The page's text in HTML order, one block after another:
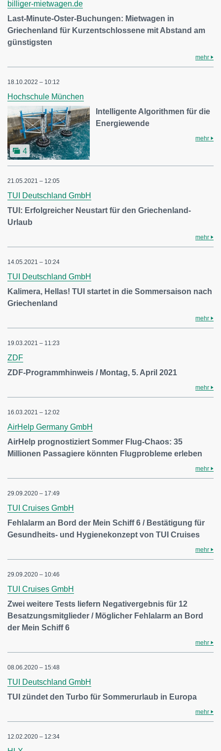
billiger-mietwagen.de
Last-Minute-Oster-Buchungen: Mietwagen in
Griechenland für Kurzentschlossene mit Abstand am
günstigsten
mehr
18.10.2022 – 10:12
Hochschule München
4
Intelligente Algorithmen für die
Energiewende
mehr
21.05.2021 – 12:05
TUI Deutschland GmbH
TUI: Erfolgreicher Neustart für den Griechenland-
Urlaub
mehr
14.05.2021 – 10:24
TUI Deutschland GmbH
Kalimera, Hellas! TUI startet in die Sommersaison nach
Griechenland
mehr
19.03.2021 – 11:23
ZDF
ZDF-Programmhinweis / Montag, 5. April 2021
mehr
16.03.2021 – 12:02
AirHelp Germany GmbH
AirHelp prognostiziert Sommer Flug-Chaos: 35
Millionen Passagiere könnten Flugprobleme erleben
mehr
29.09.2020 – 17:49
TUI Cruises GmbH
Fehlalarm an Bord der Mein Schiff 6 / Bestätigung für
Gesundheits- und Hygienekonzept von TUI Cruises
mehr
29.09.2020 – 10:46
TUI Cruises GmbH
Zwei weitere Tests liefern Negativergebnis für 12
Besatzungsmitglieder / Möglicher Fehlalarm an Bord
der Mein Schiff 6
mehr
08.06.2020 – 15:48
TUI Deutschland GmbH
TUI zündet den Turbo für Sommerurlaub in Europa
mehr
12.02.2020 – 12:34